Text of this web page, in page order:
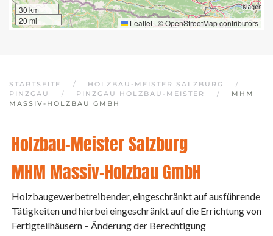
30 km
20 mi
Leaflet | ©OpenStreetMapcontributors
STARTSEITE
HOLZBAU-MEISTER SALZBURG
PINZGAU
PINZGAU HOLZBAU-MEISTER
MHM
MASSIV-HOLZBAU GMBH
Holzbau-Meister Salzburg
MHM Massiv-Holzbau GmbH
Holzbaugewerbetreibender, eingeschränkt auf ausführende
Tätigkeiten und hierbei eingeschränkt auf die Errichtung von
Fertigteilhäusern – Änderung der Berechtigung